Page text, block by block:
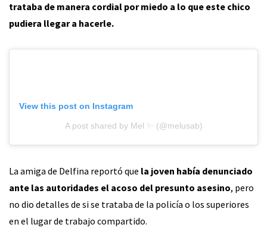
trataba de manera cordial por miedo a lo que este chico
pudiera llegar a hacerle.
View this post on Instagram
A post shared by Mel ✨ (@melusab)
La amiga de Delfina reportó que la joven había denunciado
ante las autoridades el acoso del presunto asesino, pero
no dio detalles de si se trataba de la policía o los superiores
en el lugar de trabajo compartido.